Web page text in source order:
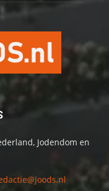
Jodendom en